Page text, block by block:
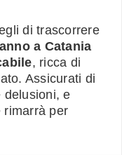
di trascorrere
a Catania
, ricca di
Assicurati di
delusioni, e
rimarrà per